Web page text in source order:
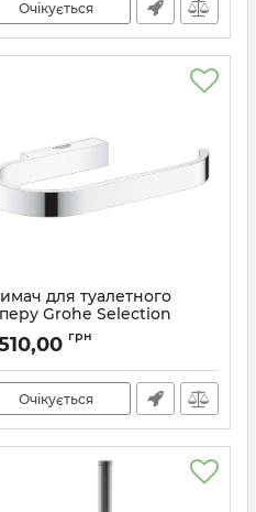
Очікується
для туалетного
Grohe Selection
41068000
грн
Очікується